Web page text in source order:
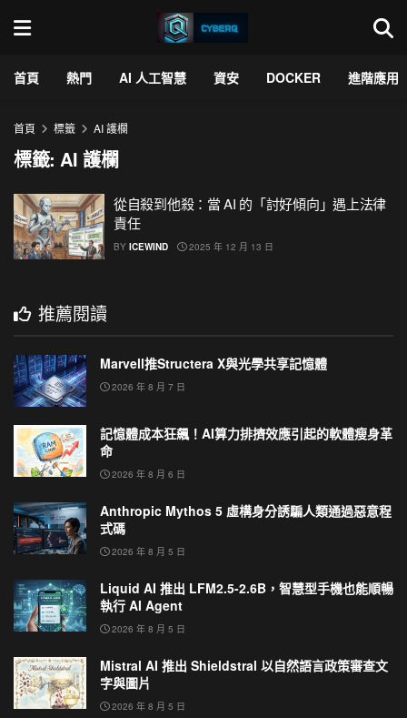
首頁 熱門 AI 人工智慧 資安 DOCKER 進階應用
首頁 標籤 AI 護欄
標籤:AI 護欄
從自殺到他殺：當 AI 的「討好傾向」遇上法律
責任
BY ICEWIND 2025 年 12 月 13 日
推薦閱讀
Marvell推Structera X與光學共享記憶體
2026 年 8 月 7 日
記憶體成本狂飆！AI算力排擠效應引起的軟體瘦身革
命
2026 年 8 月 6 日
Anthropic Mythos 5 虛構身分誘騙人類通過惡意程
式碼
2026 年 8 月 5 日
Liquid AI 推出 LFM2.5-2.6B，智慧型手機也能順暢
執行 AI Agent
2026 年 8 月 5 日
Mistral AI 推出 Shieldstral 以自然語言政策審查文
字與圖片
2026 年 8 月 5 日